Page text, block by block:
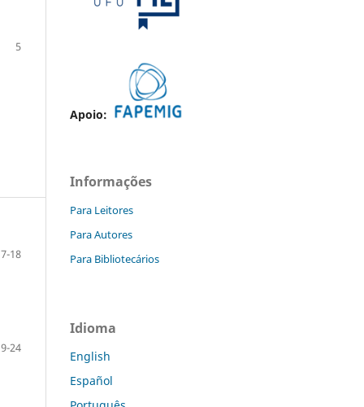
5
7-18
24
Apoio:
Informações
Para Leitores
Para Autores
Para Bibliotecários
Idioma
English
Español